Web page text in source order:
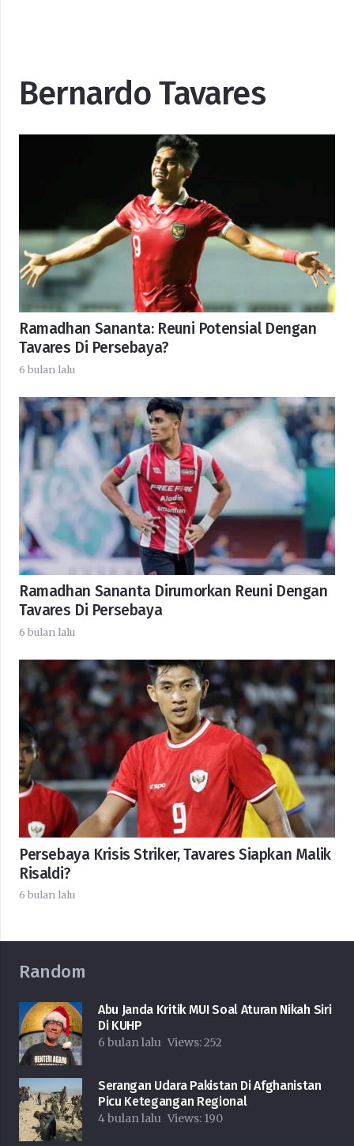
Bernardo Tavares
Ramadhan Sananta: Reuni Potensial Dengan
Tavares Di Persebaya?
6 bulan lalu
Ramadhan Sananta Dirumorkan Reuni Dengan
Tavares Di Persebaya
6 bulan lalu
Persebaya Krisis Striker, Tavares Siapkan Malik
Risaldi?
6 bulan lalu
Random
Abu Janda Kritik MUI Soal Aturan Nikah Siri
Di KUHP
6 bulan lalu Views:252
Serangan Udara Pakistan Di Afghanistan
Picu Ketegangan Regional
4 bulan lalu Views: 190